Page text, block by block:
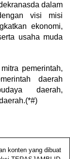
dalam
visi misi
ekonomi,
usaha muda
pemerintah,
daerah
daerah,
konten yang dibuat